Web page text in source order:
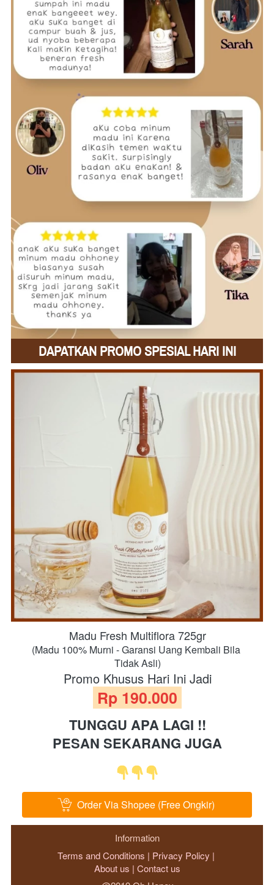
DAPATKAN PROMO SPESIAL HARI INI
Madu Fresh Multiflora 725gr
(Madu 100% Murni - Garansi Uang Kembali Bila
Tidak Asli)
Promo Khusus Hari Ini Jadi
Rp 190.000
TUNGGU APA LAGI !!
PESAN SEKARANG JUGA
` Order Via Shopee (Free Ongkir)
Information
Terms and Conditions | Privacy Policy |
About us | Contact us